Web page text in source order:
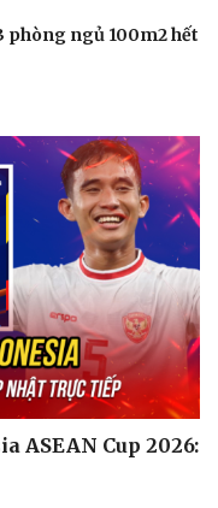
đẹp
yêu - Gia đình
phòng ngủ 100m2 hết
ASEAN Cup 2026: